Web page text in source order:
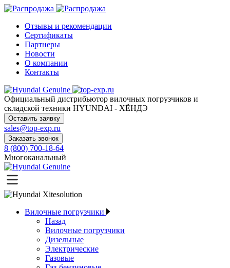
Отзывы и рекомендации
Сертификаты
Партнеры
Новости
О компании
Контакты
Официальный дистрибьютор вилочных погрузчиков и
складской техники HYUNDAI - ХЁНДЭ
Оставить заявку
sales@top-exp.ru
Заказать звонок
8 (800) 700-18-64
Многоканальный
Вилочные погрузчики
Назад
Вилочные погрузчики
Дизельные
Электрические
Газовые